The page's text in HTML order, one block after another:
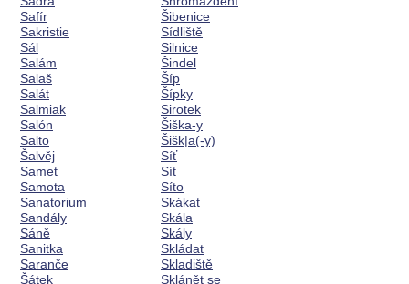
Safír
Sakristie
Sál
Salám
Salaš
Salát
Salmiak
Salón
Salto
Šalvěj
Samet
Samota
Sanatorium
Sandály
Sáně
Sanitka
Saranče
Šátek
Šibenice
Sídliště
Silnice
Šindel
Šíp
Šípky
Sirotek
Šiška-y
Šišk|a(-y)
Síť
Sít
Síto
Skákat
Skála
Skály
Skládat
Skladiště
Sklánět se